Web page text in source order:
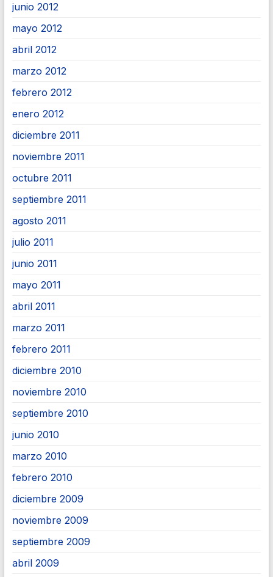
junio 2012
mayo 2012
abril 2012
marzo 2012
febrero 2012
enero 2012
diciembre 2011
noviembre 2011
octubre 2011
septiembre 2011
agosto 2011
julio 2011
junio 2011
mayo 2011
abril 2011
marzo 2011
febrero 2011
diciembre 2010
noviembre 2010
septiembre 2010
junio 2010
marzo 2010
febrero 2010
diciembre 2009
noviembre 2009
septiembre 2009
abril 2009